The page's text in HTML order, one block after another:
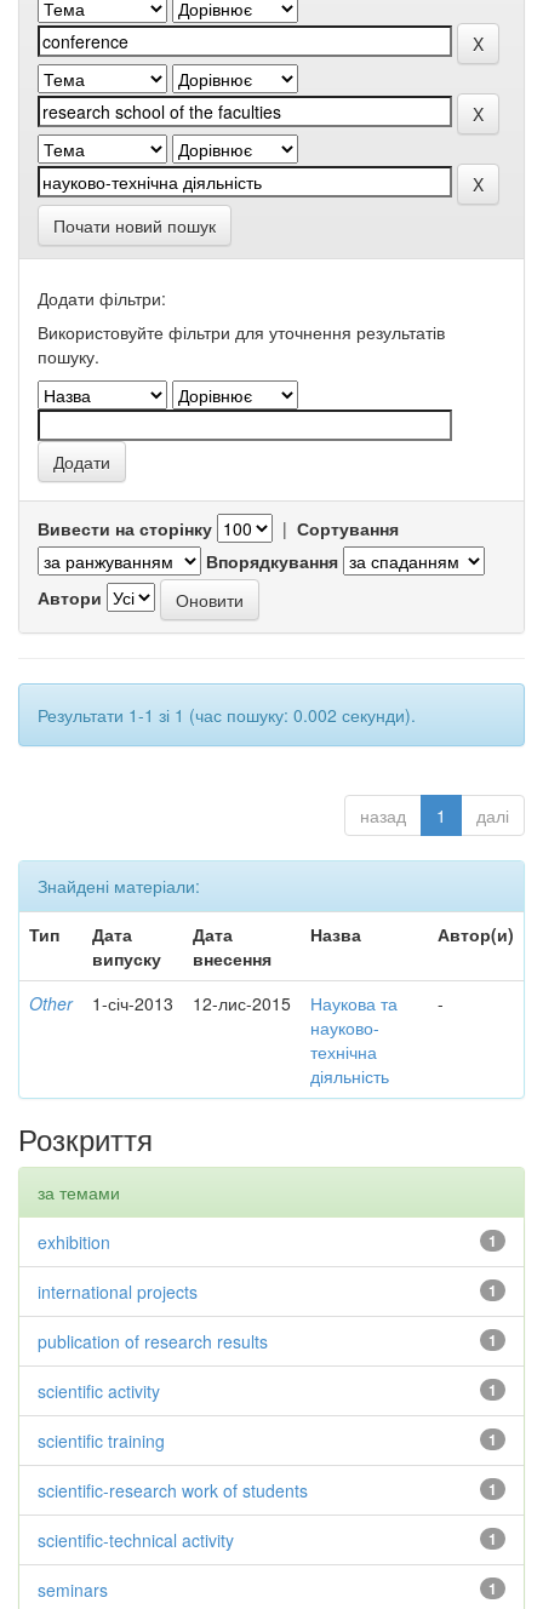
Почати новий пошук
Додати фільтри:
Використовуйте фільтри для уточнення результатів
пошуку.
Вивести на сторінку | Сортування
Впорядкування
Автори
Результати 1-1 зі 1 (час пошуку: 0.002 секунди).
назад 1 далі
Знайдені матеріали:
Тип
Дата
випуску
Дата
внесення
Назва Автор(и)
Other 1-січ-2013 12-лис-2015
Наукова та
науково-
технічна
діяльність
-
Розкриття
за темами
1
exhibition
1
international projects
1
publication of research results
1
scientific activity
1
scientific training
1
scientific-research work of students
1
scientific-technical activity
1
seminars